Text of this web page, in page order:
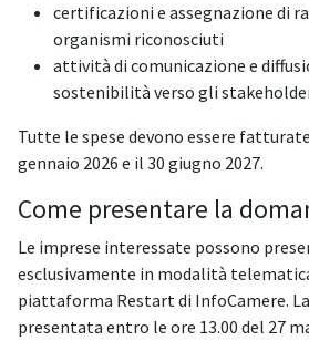
certificazioni e assegnazione di
organismi riconosciuti
attività di comunicazione e
sostenibilità verso gli
Tutte le spese devono essere
gennaio 2026 e il 30 giugno 2027.
Come presentare la
Le imprese interessate possono
esclusivamente in modalità
piattaforma Restart di InfoCamere.
presentata entro le ore 13.00 del 27